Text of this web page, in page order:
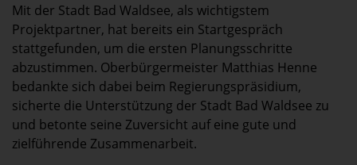
Mit der Stadt Bad Waldsee, als wichtigstem
Projektpartner, hat bereits ein Startgespräch
stattgefunden, um die ersten Planungsschritte
abzustimmen. Oberbürgermeister Matthias Henne
bedankte sich dabei beim Regierungspräsidium,
sicherte die Unterstützung der Stadt Bad Waldsee zu
und betonte seine Zuversicht auf eine gute und
zielführende Zusammenarbeit.